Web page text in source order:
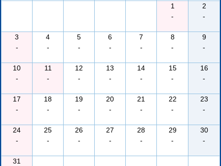
1
-
2
-
3
-
4
-
5
-
6
-
7
-
8
-
9
-
10
-
11
-
12
-
13
-
14
-
15
-
16
-
17
-
18
-
19
-
20
-
21
-
22
-
23
-
24
-
25
-
26
-
27
-
28
-
29
-
30
-
31